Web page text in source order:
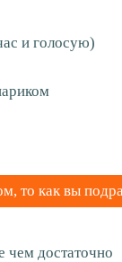
и голосую)
то как вы
чем достаточно